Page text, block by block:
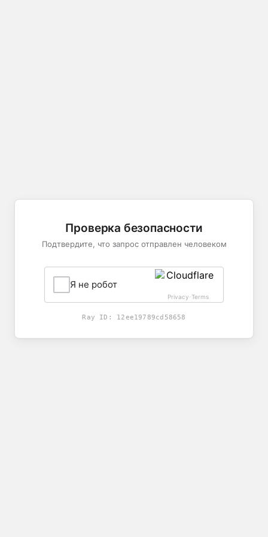
Проверка безопасности
Подтвердите, что запрос отправлен человеком
Я не робот
Privacy-Terms
Ray ID: 12ee19789cd58658